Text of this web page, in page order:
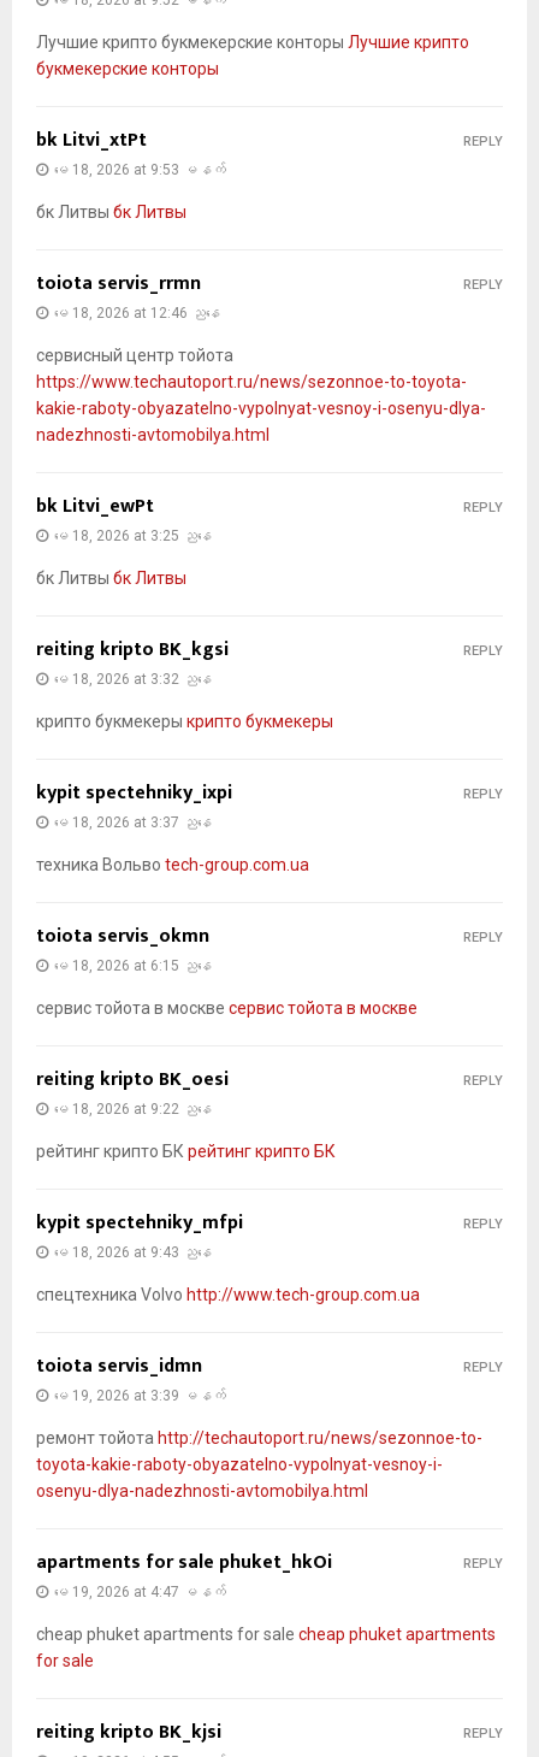
Лучшие крипто букмекерские конторы Лучшие крипто
букмекерские конторы
bk Litvi_xtPt
မေ 18, 2026 at 9:53 မနက်
бк Литвы бк Литвы
REPLY
toiota servis_rrmn
မေ 18, 2026 at 12:46 ညနေ
сервисный центр тойота
https://www.techautoport.ru/news/sezonnoe-to-toyota-
kakie-raboty-obyazatelno-vypolnyat-vesnoy-i-osenyu-dlya-
nadezhnosti-avtomobilya.html
REPLY
bk Litvi_ewPt
မေ 18, 2026 at 3:25 ညနေ
бк Литвы бк Литвы
REPLY
reiting kripto BK_kgsi
မေ 18, 2026 at 3:32 ညနေ
крипто букмекеры крипто букмекеры
REPLY
kypit spectehniky_ixpi
မေ 18, 2026 at 3:37 ညနေ
техника Вольво tech-group.com.ua
REPLY
toiota servis_okmn
မေ 18, 2026 at 6:15 ညနေ
сервис тойота в москве сервис тойота в москве
REPLY
reiting kripto BK_oesi
မေ 18, 2026 at 9:22 ညနေ
рейтинг крипто БК рейтинг крипто БК
REPLY
kypit spectehniky_mfpi
မေ 18, 2026 at 9:43 ညနေ
спецтехника Volvo http://www.tech-group.com.ua
REPLY
toiota servis_idmn
မေ 19, 2026 at 3:39 မနက်
ремонт тойота http://techautoport.ru/news/sezonnoe-to-
toyota-kakie-raboty-obyazatelno-vypolnyat-vesnoy-i-
osenyu-dlya-nadezhnosti-avtomobilya.html
REPLY
apartments for sale phuket_hkOi
မေ 19, 2026 at 4:47 မနက်
cheap phuket apartments for sale cheap phuket apartments
for sale
REPLY
reiting kripto BK_kjsi REPLY